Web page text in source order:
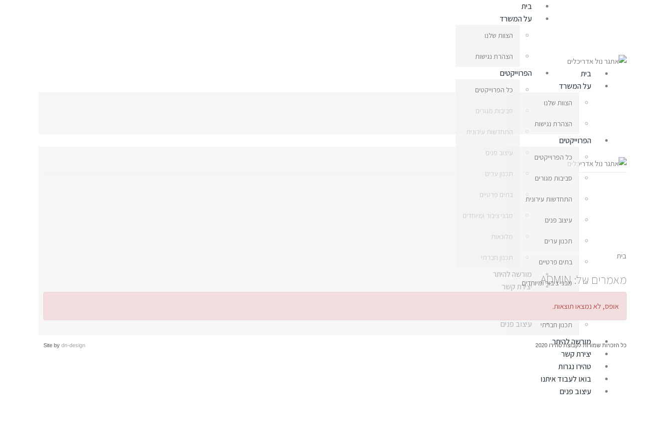
בית
על המשרד
הצוות שלנו
הצהרת נגישות
הפרוייקטים
כל הפרוייקטים
סביבות מגורים
התחדשות עירונית
עיצוב פנים
תכנון ערים
בתים פרטיים
מבני ציבור ומיוחדים
מלונאות
תכנון חברתי
מורשה להיתר
יצירת קשר
עיצוב פנים
בית
על המשרד
הצוות שלנו
הצהרת נגישות
הפרוייקטים
כל הפרוייקטים
סביבות מגורים
התחדשות עירונית
עיצוב פנים
תכנון ערים
בתים פרטיים
מבני ציבור ומיוחדים
מלונאות
תכנון חברתי
מורשה להיתר
יצירת קשר
טהירו נגרות
בואו לעבוד איתנו
עיצוב פנים
בית
מאמרים של: ADMIN
אופס, לא נמצאו תוצאות.
Site by dn-design כל הזכויות שמורות לקבוצת טהירו 2020